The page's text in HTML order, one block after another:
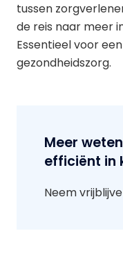
tussen
de reis naar meer
Essentieel voor
gezondheidszorg.
Meer
efficiënt in
Neem